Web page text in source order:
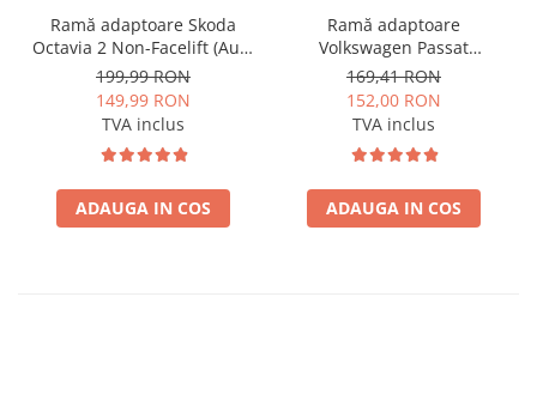
Ramă adaptoare Skoda
Octavia 2 Non-Facelift (Auto
A/C) 2004-2009 - fațetă
213×133 (RNS 510 / RCD
330), montaj dedicat
199,99 RON
149,99 RON
TVA inclus
ADAUGA IN COS
Ramă adaptoare
Volkswagen Passat
B6/B7/CC 2011-2015 -
navigație Android 10.1″,
montaj dedicat
169,41 RON
152,00 RON
TVA inclus
ADAUGA IN COS